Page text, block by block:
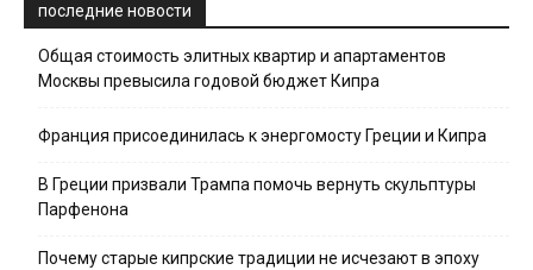
последние новости
Общая стоимость элитных квартир и апартаментов
Москвы превысила годовой бюджет Кипра
Франция присоединилась к энергомосту Греции и Кипра
В Греции призвали Трампа помочь вернуть скульптуры
Парфенона
Почему старые кипрские традиции не исчезают в эпоху